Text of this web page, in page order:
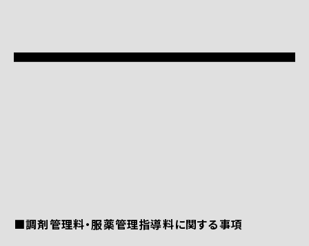
■調剤管理料・服薬管理指導料に関する事項